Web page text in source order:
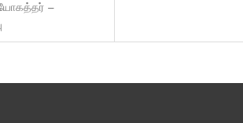
–